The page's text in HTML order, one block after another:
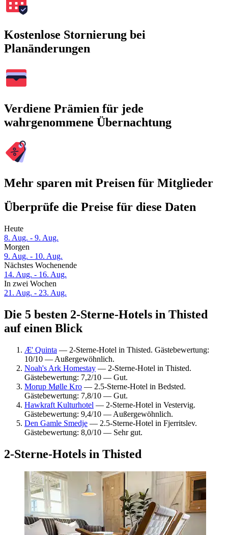
Kostenlose Stornierung bei
Planänderungen
Verdiene Prämien für jede
wahrgenommene Übernachtung
Mehr sparen mit Preisen für Mitglieder
Überprüfe die Preise für diese Daten
Heute
8. Aug. - 9. Aug.
Morgen
9. Aug. - 10. Aug.
Nächstes Wochenende
14. Aug. - 16. Aug.
In zwei Wochen
21. Aug. - 23. Aug.
Die 5 besten 2-Sterne-Hotels in Thisted
auf einen Blick
Æ' Quinta — 2-Sterne-Hotel in Thisted. Gästebewertung:
10/10 — Außergewöhnlich.
Noah's Ark Homestay — 2-Sterne-Hotel in Thisted.
Gästebewertung: 7,2/10 — Gut.
Morup Mølle Kro — 2.5-Sterne-Hotel in Bedsted.
Gästebewertung: 7,8/10 — Gut.
Hawkraft Kulturhotel — 2-Sterne-Hotel in Vestervig.
Gästebewertung: 9,4/10 — Außergewöhnlich.
Den Gamle Smedje — 2.5-Sterne-Hotel in Fjerritslev.
Gästebewertung: 8,0/10 — Sehr gut.
2-Sterne-Hotels in Thisted